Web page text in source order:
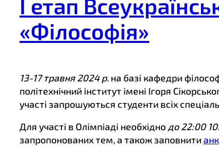
І етап
«Філософія»
13-17 травня 2024 р. на базі кафедри
політехнічний інститут імені Ігоря
участі запрошуються студенти всіх
Для участі в Олімпіаді необхідно до 22:00
запропонованих тем, а також заповнити